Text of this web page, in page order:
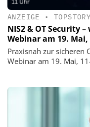
ANZEIGE •TOPSTORY
NIS2 & OT Security
Webinar am 19. Mai,
Praxisnah zur sicheren
Webinar am 19. Mai,